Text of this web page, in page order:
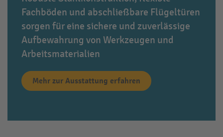
Fachböden und abschließbare Flügeltüren
sorgen für eine sichere und zuverlässige
Aufbewahrung von Werkzeugen und
Arbeitsmaterialien
Mehr zur Ausstattung erfahren